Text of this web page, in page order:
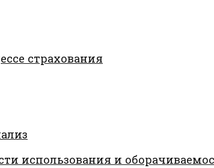
страхования
использования и